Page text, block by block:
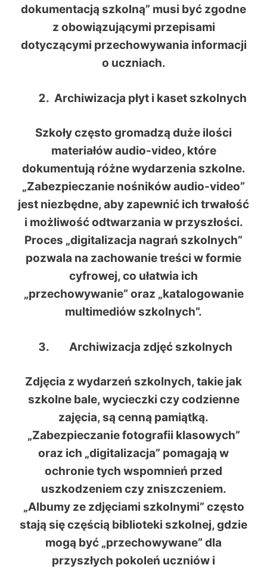
dokumentacją szkolną” musi być zgodne
z obowiązującymi przepisami
dotyczącymi przechowywania informacji
o uczniach.
Archiwizacja płyt i kaset szkolnych
Szkoły często gromadzą duże ilości
materiałów audio-video, które
dokumentują różne wydarzenia szkolne.
„Zabezpieczanie nośników audio-video”
jest niezbędne, aby zapewnić ich trwałość
i możliwość odtwarzania w przyszłości.
Proces „digitalizacja nagrań szkolnych”
pozwala na zachowanie treści w formie
cyfrowej, co ułatwia ich
„przechowywanie” oraz „katalogowanie
multimediów szkolnych”.
Archiwizacja zdjęć szkolnych
Zdjęcia z wydarzeń szkolnych, takie jak
szkolne bale, wycieczki czy codzienne
zajęcia, są cenną pamiątką.
„Zabezpieczanie fotografii klasowych”
oraz ich „digitalizacja” pomagają w
ochronie tych wspomnień przed
uszkodzeniem czy zniszczeniem.
„Albumy ze zdjęciami szkolnymi” często
stają się częścią biblioteki szkolnej, gdzie
mogą być „przechowywane” dla
przyszłych pokoleń uczniów i